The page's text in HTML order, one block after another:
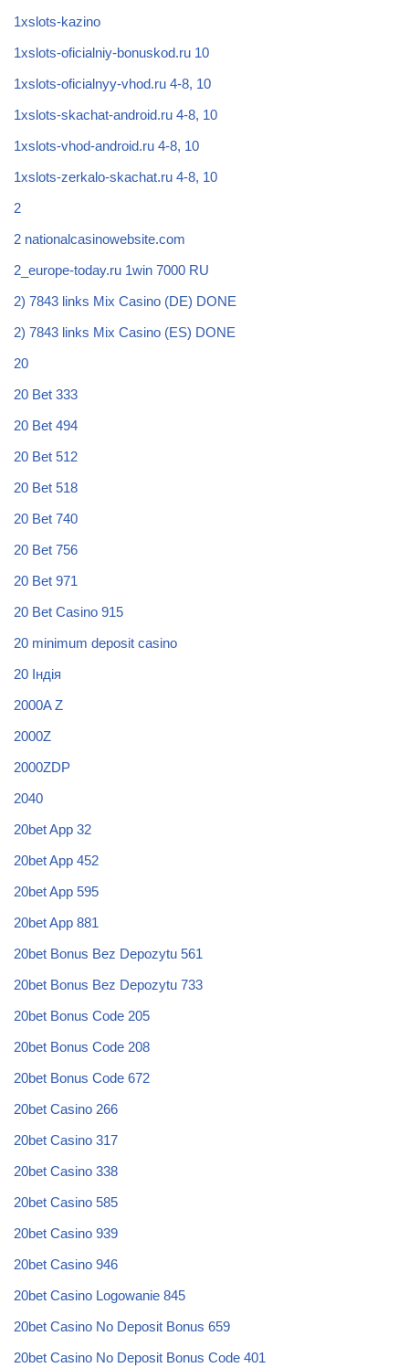
1xslots-kazino
1xslots-oficialniy-bonuskod.ru 10
1xslots-oficialnyy-vhod.ru 4-8, 10
1xslots-skachat-android.ru 4-8, 10
1xslots-vhod-android.ru 4-8, 10
1xslots-zerkalo-skachat.ru 4-8, 10
2
2 nationalcasinowebsite.com
2_europe-today.ru 1win 7000 RU
2) 7843 links Mix Casino (DE) DONE
2) 7843 links Mix Casino (ES) DONE
20
20 Bet 333
20 Bet 494
20 Bet 512
20 Bet 518
20 Bet 740
20 Bet 756
20 Bet 971
20 Bet Casino 915
20 minimum deposit casino
20 Індія
2000A Z
2000Z
2000ZDP
2040
20bet App 32
20bet App 452
20bet App 595
20bet App 881
20bet Bonus Bez Depozytu 561
20bet Bonus Bez Depozytu 733
20bet Bonus Code 205
20bet Bonus Code 208
20bet Bonus Code 672
20bet Casino 266
20bet Casino 317
20bet Casino 338
20bet Casino 585
20bet Casino 939
20bet Casino 946
20bet Casino Logowanie 845
20bet Casino No Deposit Bonus 659
20bet Casino No Deposit Bonus Code 401